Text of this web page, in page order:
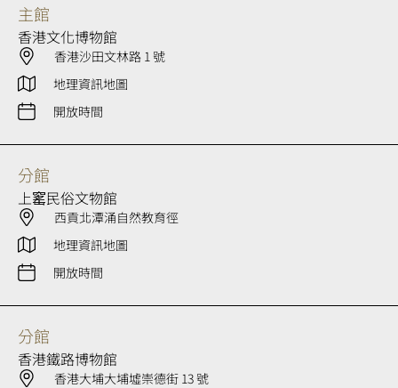
主館
香港文化博物館
香港沙田文林路 1 號
地理資訊地圖
開放時間
分館
上窰民俗文物館
西貢北潭涌自然教育徑
地理資訊地圖
開放時間
分館
香港鐵路博物館
香港大埔大埔墟崇德街 13 號